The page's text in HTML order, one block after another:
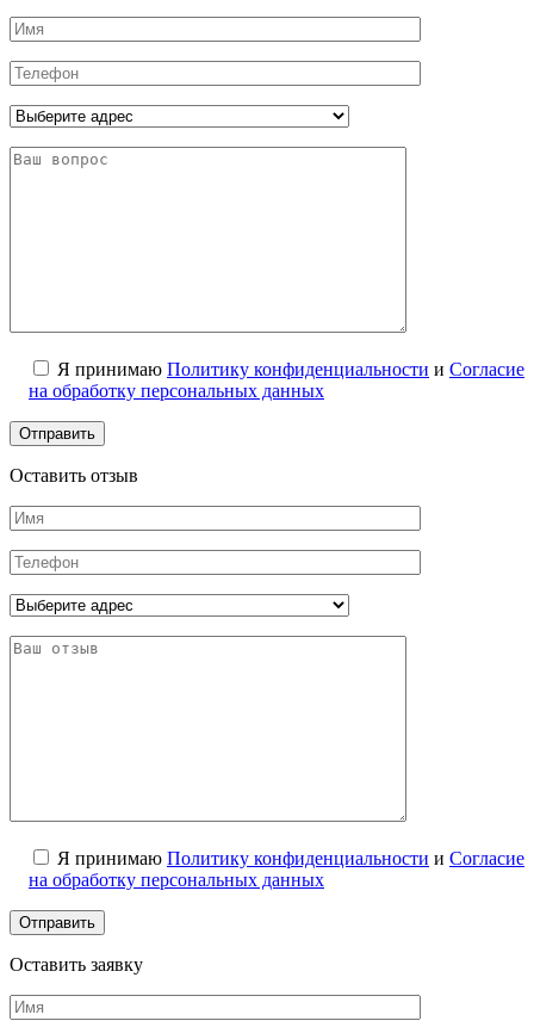
Я принимаю Политику конфиденциальности и Согласие
на обработку персональных данных
Оставить отзыв
Я принимаю Политику конфиденциальности и Согласие
на обработку персональных данных
Оставить заявку